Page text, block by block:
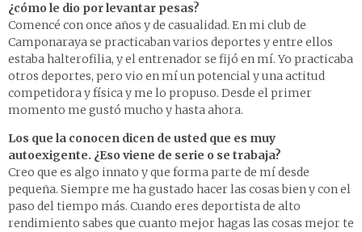
¿cómo le dio por levantar pesas?
Comencé con once años y de casualidad. En mi club de
Camponaraya se practicaban varios deportes y entre ellos
estaba halterofilia, y el entrenador se fijó en mí. Yo practicaba
otros deportes, pero vio en mí un potencial y una actitud
competidora y física y me lo propuso. Desde el primer
momento me gustó mucho y hasta ahora.
Los que la conocen dicen de usted que es muy
autoexigente. ¿Eso viene de serie o se trabaja?
Creo que es algo innato y que forma parte de mí desde
pequeña. Siempre me ha gustado hacer las cosas bien y con el
paso del tiempo más. Cuando eres deportista de alto
rendimiento sabes que cuanto mejor hagas las cosas mejor te